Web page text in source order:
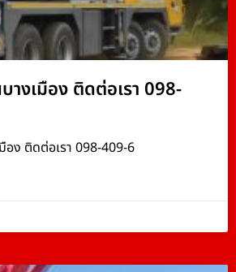
างเมือง ติดต่อเรา 098-
อง ติดต่อเรา 098-409-6